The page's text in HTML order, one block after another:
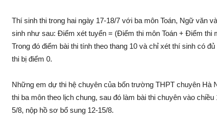
Thí sinh thi trong hai ngày 17-18/7 với ba môn Toán, Ngữ văn
sinh như sau: Điểm xét tuyển = (Điểm thi môn Toán + Điểm
Trong đó điểm bài thi tính theo thang 10 và chỉ xét thí sinh có
thi bị điểm 0.
Những em dự thi hệ chuyên của bốn trường THPT chuyên Hà
thi ba môn theo lịch chung, sau đó làm bài thi chuyên vào
5/8, nộp hồ sơ bổ sung 12-15/8.